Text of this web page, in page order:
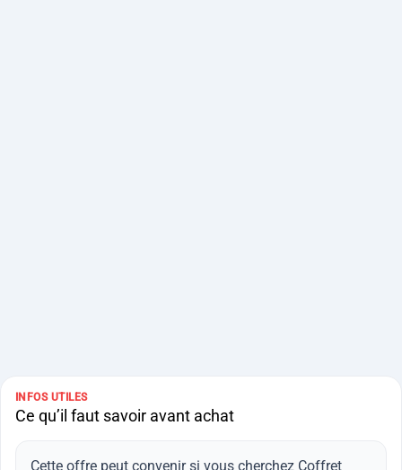
INFOS UTILES
Ce qu’il faut savoir avant achat
Cette offre peut convenir si vous cherchez Coffret